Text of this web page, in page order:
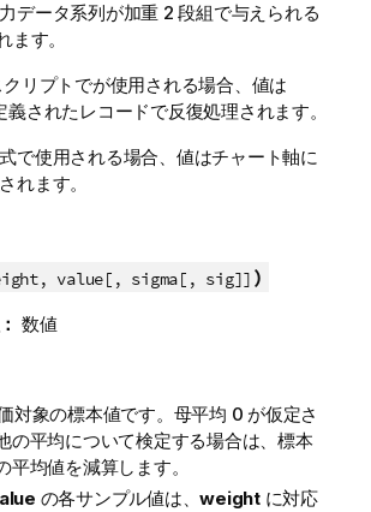
データ系列が加重 2 段組で与えられる
ます。
リプトでが使用される場合、値は
されたレコードで反復処理されます。
で使用される場合、値はチャート軸に
れます。
value[, sigma[, sig]] )
数値
対象の標本値です。母平均 0 が仮定さ
の平均について検定する場合は、標本
平均値を減算します。
の各サンプル値は、weightに対応